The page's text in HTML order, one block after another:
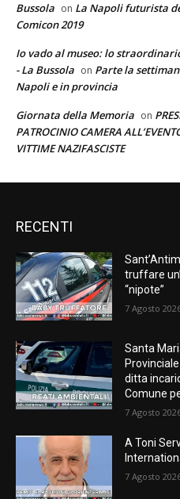
Bussola on La Napoli futurista
Comicon 2019
Io vado al museo: lo
- La Bussola on Parte la
Napoli e in provincia
Giornata della Memoria on
PATROCINIO CAMERA
VITTIME NAZIFASCISTE
RECENTI
truffare
“nipote”
7 Agosto
Santa
ditta
Comune
7 Agosto
A Toni
7 Agosto